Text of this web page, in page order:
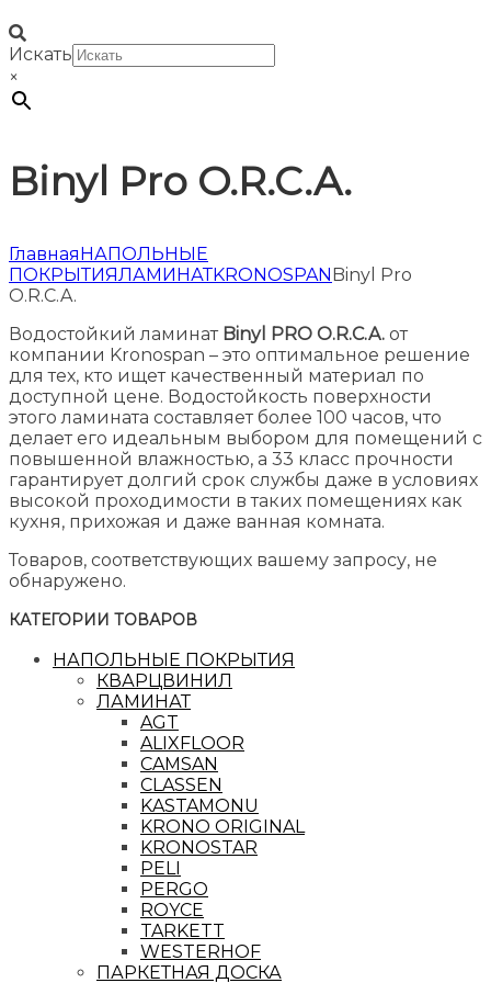
Искать
×
Binyl Pro O.R.C.A.
ГлавнаяНАПОЛЬНЫЕ
ПОКРЫТИЯЛАМИНАТKRONOSPANBinyl Pro
O.R.C.A.
Водостойкий ламинат Binyl PRO O.R.C.A. от
компании Kronospan – это оптимальное решение
для тех, кто ищет качественный материал по
доступной цене. Водостойкость поверхности
этого ламината составляет более 100 часов, что
делает его идеальным выбором для помещений с
повышенной влажностью, а 33 класс прочности
гарантирует долгий срок службы даже в условиях
высокой проходимости в таких помещениях как
кухня, прихожая и даже ванная комната.
Товаров, соответствующих вашему запросу, не
обнаружено.
КАТЕГОРИИ ТОВАРОВ
НАПОЛЬНЫЕ ПОКРЫТИЯ
КВАРЦВИНИЛ
ЛАМИНАТ
AGT
ALIXFLOOR
CAMSAN
CLASSEN
KASTAMONU
KRONO ORIGINAL
KRONOSTAR
PELI
PERGO
ROYCE
TARKETT
WESTERHOF
ПАРКЕТНАЯ ДОСКА